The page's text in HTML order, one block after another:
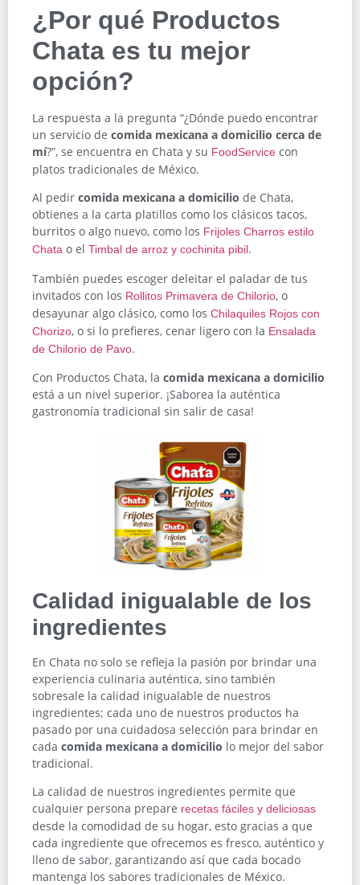
¿Por qué Productos
Chata es tu mejor
opción?
La respuesta a la pregunta “¿Dónde puedo encontrar
un servicio de comida mexicana a domicilio cerca de
mí?”, se encuentra en Chata y su FoodService con
platos tradicionales de México.
Al pedir comida mexicana a domicilio de Chata,
obtienes a la carta platillos como los clásicos tacos,
burritos o algo nuevo, como los Frijoles Charros estilo
Chata o el Timbal de arroz y cochinita pibil.
También puedes escoger deleitar el paladar de tus
invitados con los Rollitos Primavera de Chilorio, o
desayunar algo clásico, como los Chilaquiles Rojos con
Chorizo, o si lo prefieres, cenar ligero con la Ensalada
de Chilorio de Pavo.
Con Productos Chata, la comida mexicana a domicilio
está a un nivel superior. ¡Saborea la auténtica
gastronomía tradicional sin salir de casa!
Calidad inigualable de los
ingredientes
En Chata no solo se refleja la pasión por brindar una
experiencia culinaria auténtica, sino también
sobresale la calidad inigualable de nuestros
ingredientes; cada uno de nuestros productos ha
pasado por una cuidadosa selección para brindar en
cada comida mexicana a domicilio lo mejor del sabor
tradicional.
La calidad de nuestros ingredientes permite que
cualquier persona prepare recetas fáciles y deliciosas
desde la comodidad de su hogar, esto gracias a que
cada ingrediente que ofrecemos es fresco, auténtico y
lleno de sabor, garantizando así que cada bocado
mantenga los sabores tradicionales de México.